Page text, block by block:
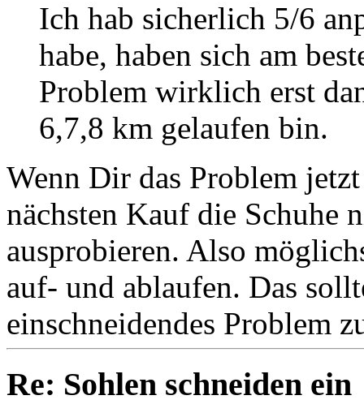
Ich hab sicherlich 5/6
habe, haben sich am
Problem wirklich erst
6,7,8 km gelaufen bin.
Wenn Dir das Problem
nächsten Kauf die Schuhe
ausprobieren. Also
auf- und ablaufen. Das
einschneidendes Problem
Re: Sohlen schneiden ein